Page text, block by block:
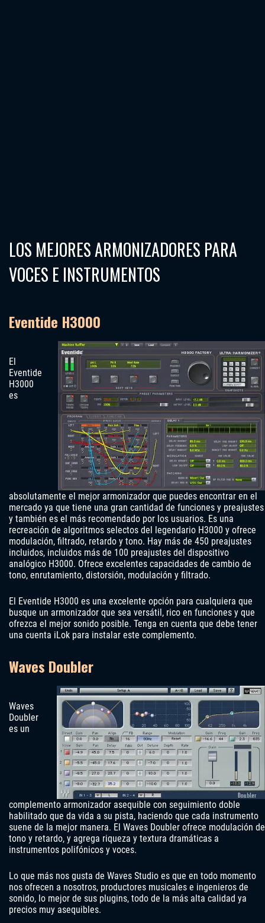
LOS MEJORES ARMONIZADORES PARA
VOCES E INSTRUMENTOS
Eventide H3000
El
Eventide
H3000
es
absolutamente el mejor armonizador que puedes encontrar en el
mercado ya que tiene una gran cantidad de funciones y preajustes
y también es el más recomendado por los usuarios. Es una
recreación de algoritmos selectos del legendario H3000 y ofrece
modulación, filtrado, retardo y tono. Hay más de 450 preajustes
incluidos, incluidos más de 100 preajustes del dispositivo
analógico H3000. Ofrece excelentes capacidades de cambio de
tono, enrutamiento, distorsión, modulación y filtrado.
El Eventide H3000 es una excelente opción para cualquiera que
busque un armonizador que sea versátil, rico en funciones y que
ofrezca el mejor sonido posible. Tenga en cuenta que debe tener
una cuenta iLok para instalar este complemento.
Waves Doubler
Waves
Doubler
es un
complemento armonizador asequible con seguimiento doble
habilitado que da vida a su pista, haciendo que cada instrumento
suene de la mejor manera. El Waves Doubler ofrece modulación de
tono y retardo, y agrega riqueza y textura dramáticas a
instrumentos polifónicos y voces.
Lo que más nos gusta de Waves Studio es que en todo momento
nos ofrecen a nosotros, productores musicales e ingenieros de
sonido, lo mejor de sus plugins, todo de la más alta calidad ya
precios muy asequibles.